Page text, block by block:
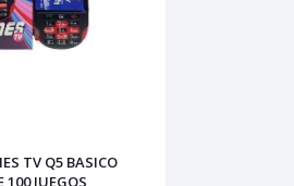
Q5 BASICO
100 JUEGOS